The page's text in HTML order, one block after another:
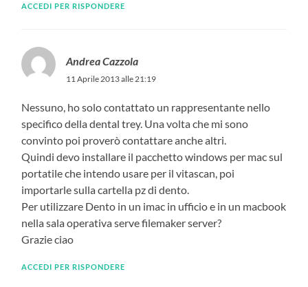
ACCEDI PER RISPONDERE
Andrea Cazzola
11 Aprile 2013 alle 21:19
Nessuno, ho solo contattato un rappresentante nello
specifico della dental trey. Una volta che mi sono
convinto poi proverò contattare anche altri.
Quindi devo installare il pacchetto windows per mac sul
portatile che intendo usare per il vitascan, poi
importarle sulla cartella pz di dento.
Per utilizzare Dento in un imac in ufficio e in un macbook
nella sala operativa serve filemaker server?
Grazie ciao
ACCEDI PER RISPONDERE